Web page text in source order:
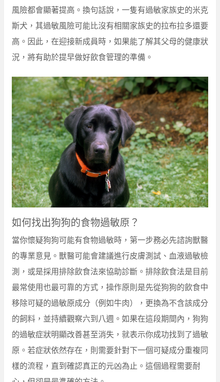
風險都會顯著提高。換句話說，一隻有過敏家族史的米克
斯犬，其過敏風險可能比沒有相關家族史的拉布拉多還要
高。因此，在迎接新成員時，如果能了解其父母的健康狀
況，將有助於提早做好飲食管理的準備。
如何找出狗狗的食物過敏原？
當你懷疑狗狗可能有食物過敏時，第一步務必先諮詢獸醫
的專業意見。獸醫可能會建議進行皮膚測試、血液過敏檢
測，或是採用排除飲食法來協助診斷。排除飲食法是目前
最常使用也最可靠的方式，操作原則是先從狗狗的飲食中
移除可疑的過敏原成分（例如牛肉），更換為不含該成分
的飼料，並持續觀察六到八週。如果在這段期間內，狗狗
的過敏症狀明顯改善甚至消失，就表示你成功找到了過敏
原。若症狀依然存在，則需要針對下一個可疑成分重複同
樣的流程，直到確認真正的元凶為止。這個過程需要耐